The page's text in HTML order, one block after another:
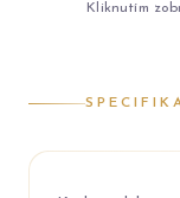
Kliknutím